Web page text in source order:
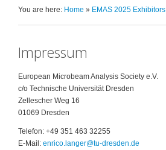
You are here: Home » EMAS 2025 Exhibitors
Impressum
European Microbeam Analysis Society e.V.
c/o Technische Universität Dresden
Zellescher Weg 16
01069 Dresden
Telefon: +49 351 463 32255
E-Mail: enrico.langer@tu-dresden.de